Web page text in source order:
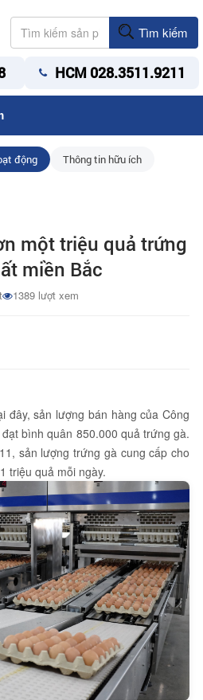
Tìm kiếm
HCM 028.3511.9211
động
Thông tin hữu ích
một triệu quả trứng
miền Bắc
1389 lượt xem
đây, sản lượng bán hàng của Công
bình quân 850.000 quả trứng gà.
sản lượng trứng gà cung cấp cho
triệu quả mỗi ngày.